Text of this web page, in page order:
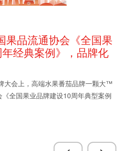
品流通协会《全国果
经典案例》，品牌化
大会上，高端水果番茄品牌一颗大™
全国果业品牌建设10周年典型案例